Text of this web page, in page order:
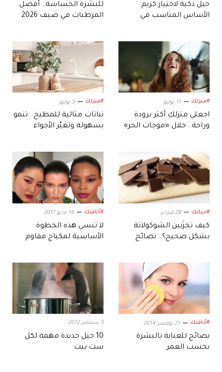
حيل ذكية لاختيار كريم
الأساس المناسب في
للبشرة الحساسة.. أفضل
المرطبات في صيف 2026
#منزلك 11 يوليو
اجعلي منزلكِ أكثر برودة
وراحة.. خلال «موجات الحر»
#منزلك 3 يوليو
نباتات مثالية للمطبخ.. تنمو
بسهولة وتغيّر الأجواء
#حياتك 28 فبراير
كيف تخزّنين الشوكولاتة
بشكل صحيح؟.. نصائح
#أناقتك 16 مايو 2017
لا تنسي هذه الخطوة
الأساسية لمكياج مقاوم
#أناقتك 21 نوفمبر 2014
نصائح للعناية بالبشرة
بحسب العمر
5 سبتمبر 2012
10 حيل جديدة مهمة لكل
ست بيت